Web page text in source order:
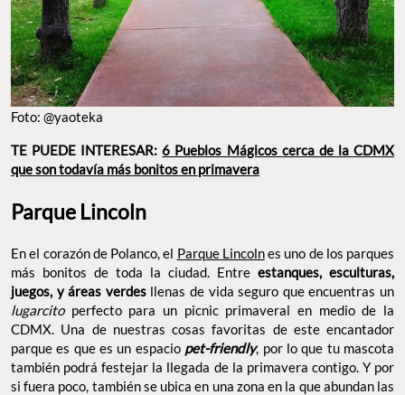
Foto: @yaoteka
TE PUEDE INTERESAR:6 Pueblos Mágicos cerca de la CDMX
que son todavía más bonitos en primavera
Parque Lincoln
En el corazón de Polanco, el Parque Lincolnes uno de los parques
más bonitos de toda la ciudad. Entre estanques, esculturas,
juegos, y áreas verdesllenas de vida seguro que encuentras un
lugarcitoperfecto para un picnic primaveral en medio de la
CDMX. Una de nuestras cosas favoritas de este encantador
parque es que es un espacio pet-friendly, por lo que tu mascota
también podrá festejar la llegada de la primavera contigo. Y por
si fuera poco, también se ubica en una zona en la que abundan las